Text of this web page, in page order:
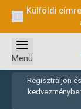
Külföldi
Regisztráljon
Menü